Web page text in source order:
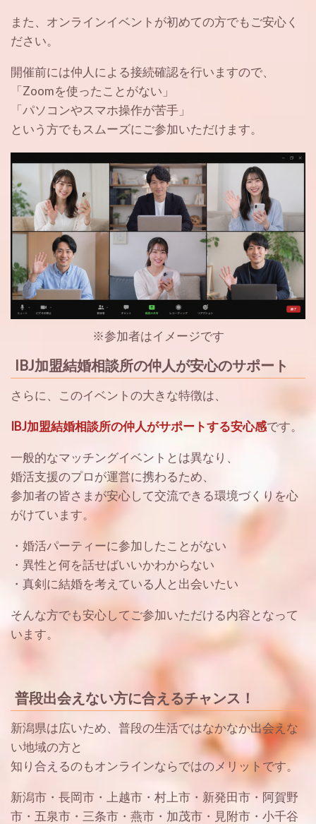
また、オンラインイベントが初めての方でもご安心く
ださい。
開催前には仲人による接続確認を行いますので、
「Zoomを使ったことがない」
「パソコンやスマホ操作が苦手」
という方でもスムーズにご参加いただけます。
※参加者はイメージです
IBJ加盟結婚相談所の仲人が安心のサポート
さらに、このイベントの大きな特徴は、
IBJ加盟結婚相談所の仲人がサポートする安心感です。
一般的なマッチングイベントとは異なり、
婚活支援のプロが運営に携わるため、
参加者の皆さまが安心して交流できる環境づくりを心
がけています。
・婚活パーティーに参加したことがない
・異性と何を話せばいいかわからない
・真剣に結婚を考えている人と出会いたい
そんな方でも安心してご参加いただける内容となって
います。
普段出会えない方に合えるチャンス！
新潟県は広いため、普段の生活ではなかなか出会えな
い地域の方と
知り合えるのもオンラインならではのメリットです。
新潟市・長岡市・上越市・村上市・新発田市・阿賀野
市・五泉市・三条市・燕市・加茂市・見附市・小千谷